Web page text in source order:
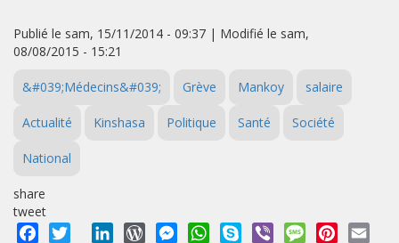
Publié le sam, 15/11/2014 - 09:37 | Modifié le sam,
08/08/2015 - 15:21
&#039;Médecins&#039; Grève Mankoy salaire
Actualité Kinshasa Politique Santé Société
National
share
tweet
Facebook
Twitter LinkedInWordPressMessengerWhatsApp
Skype Viber MessagePinterest